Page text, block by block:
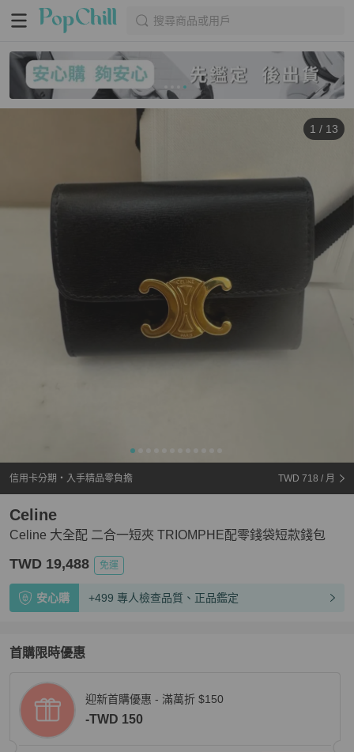
搜尋商品或用戶
1 / 13
信用卡分期・入手精品零負擔 TWD 718 / 月
Celine 大全配 二合一短夾 TRIOMPHE配零錢袋短款錢包
Celine
TWD 19,488 免運
安心購 +499 專人檢查品質、正品鑑定
首購限時優惠
迎新首購優惠 - 滿萬折 $150
-TWD 150